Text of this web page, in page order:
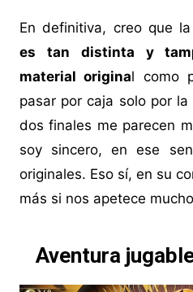
En definitiva, creo que
es tan distinta y
material original como
pasar por caja solo por
dos finales me parecen
soy sincero, en ese
originales. Eso sí, en su
más si nos apetece
Aventura